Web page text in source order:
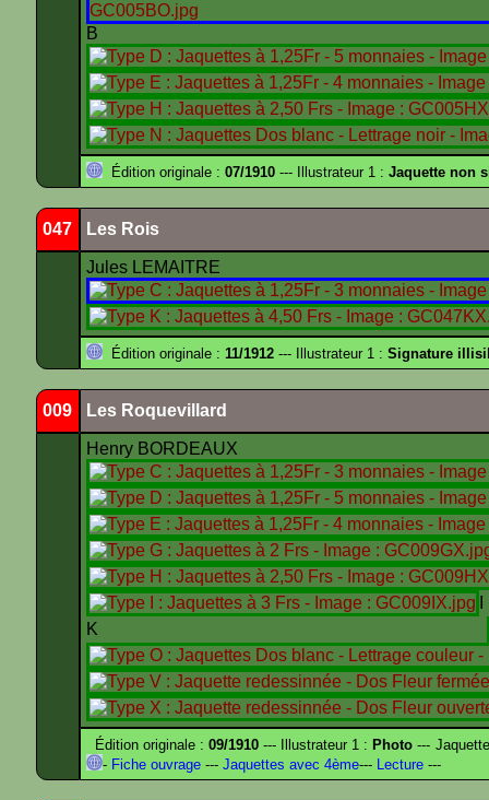
B
Édition originale : 07/1910 --- Illustrateur 1 : Jaquette non
047 Les Rois
Jules LEMAITRE
Édition originale : 11/1912 --- Illustrateur 1 : Signature
009 Les Roquevillard
Henry BORDEAUX
K
Édition originale :09/1910 --- Illustrateur 1 : Photo ---
- Fiche ouvrage --- Jaquettes avec 4ème--- Lecture ---